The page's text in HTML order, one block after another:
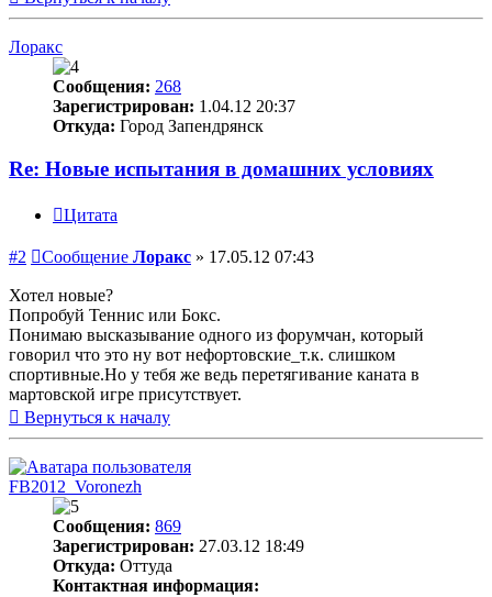
Лоракс
Сообщения: 268
Зарегистрирован: 1.04.12 20:37
Откуда: Город Запендрянск
Re: Новые испытания в домашних условиях
Цитата
#2 Сообщение Лоракс » 17.05.12 07:43
Хотел новые?
Попробуй Теннис или Бокс.
Понимаю высказывание одного из форумчан, который
говорил что это ну вот нефортовские_т.к. слишком
спортивные.Но у тебя же ведь перетягивание каната в
мартовской игре присутствует.
Вернуться к началу
FB2012_Voronezh
Сообщения: 869
Зарегистрирован: 27.03.12 18:49
Откуда: Оттуда
Контактная информация: